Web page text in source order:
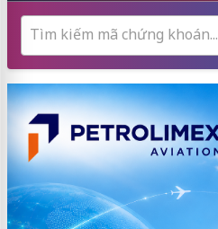
Tìm kiếm mã chứng khoán...